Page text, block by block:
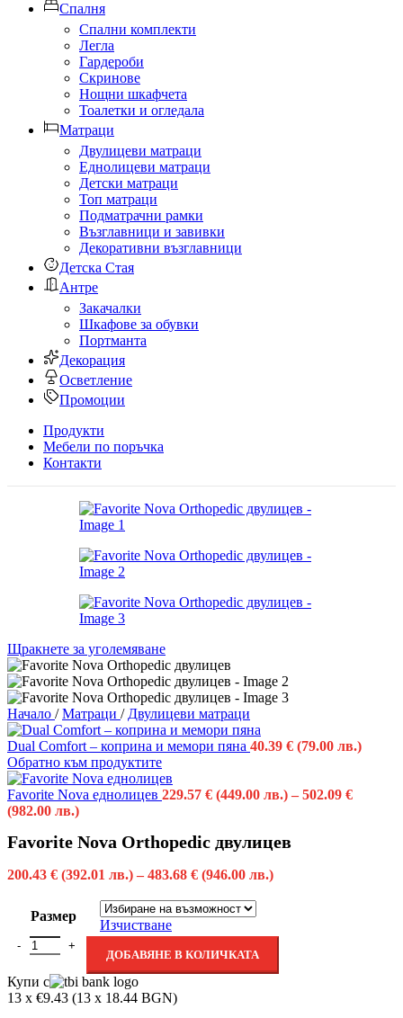
Спалня
Спални комплекти
Легла
Гардероби
Скринове
Нощни шкафчета
Тоалетки и огледала
Матраци
Двулицеви матраци
Еднолицеви матраци
Детски матраци
Топ матраци
Подматрачни рамки
Възглавници и завивки
Декоративни възглавници
Детска Стая
Антре
Закачалки
Шкафове за обувки
Портманта
Декорация
Осветление
Промоции
Продукти
Мебели по поръчка
Контакти
Щракнете за уголемяване
Начало / Матраци / Двулицеви матраци
Dual Comfort – коприна и мемори пяна 40.39 € (79.00 лв.)
Обратно към продуктите
Favorite Nova еднолицев 229.57 € (449.00 лв.) – 502.09 €
(982.00 лв.)
Favorite Nova Orthopedic двулицев
200.43 € (392.01 лв.) – 483.68 € (946.00 лв.)
Размер
Изчистване
ДОБАВЯНЕ В КОЛИЧКАТА
Купи с
13 x €9.43 (13 x 18.44 BGN)